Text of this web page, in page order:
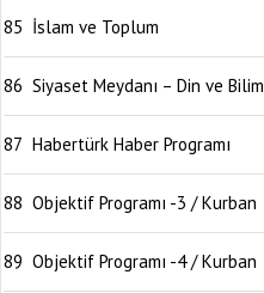
85 İslam ve Toplum
86 Siyaset Meydanı – Din ve Bilim
87 Habertürk Haber Programı
88 Objektif Programı -3 / Kurban
89 Objektif Programı -4 / Kurban